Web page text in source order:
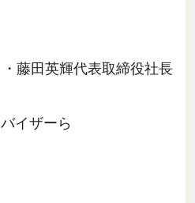
藤田英輝代表取締役社長
イザーら